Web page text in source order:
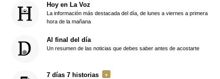
Hoy en La Voz
La información más destacada del día, de lunes a viernes a primera
hora de la mañana
Al final del día
Un resumen de las noticias que debes saber antes de acostarte
7 días 7 historias